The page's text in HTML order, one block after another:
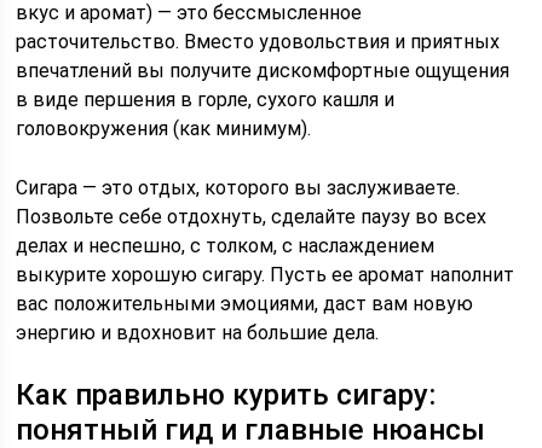
вкус и аромат) — это бессмысленное
расточительство. Вместо удовольствия и приятных
впечатлений вы получите дискомфортные ощущения
в виде першения в горле, сухого кашля и
головокружения (как минимум).
Сигара — это отдых, которого вы заслуживаете.
Позвольте себе отдохнуть, сделайте паузу во всех
делах и неспешно, с толком, с наслаждением
выкурите хорошую сигару. Пусть ее аромат наполнит
вас положительными эмоциями, даст вам новую
энергию и вдохновит на большие дела.
Как правильно курить сигару:
понятный гид и главные нюансы